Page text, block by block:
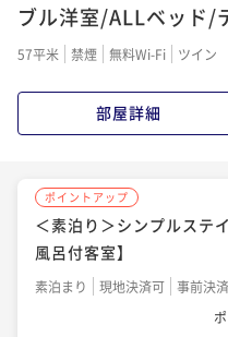
二食付き 現地決済可 事前決
1泊2食付（夕・朝食）プ
二食付き 現地決済可 事前決
ブル洋室/ALLベッド/
57平米 禁煙 無料Wi-Fi ツイン
部屋詳細
ポイントアップ
＜素泊り＞シンプルステ
風呂付客室】
素泊まり 現地決済可 事前決